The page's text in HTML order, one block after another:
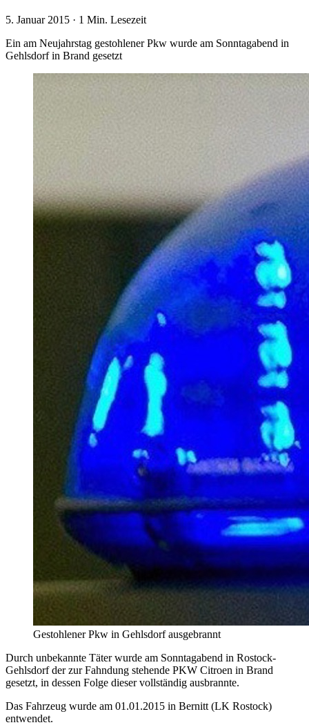
5. Januar 2015 · 1 Min. Lesezeit
Ein am Neujahrstag gestohlener Pkw wurde am Sonntagabend in
Gehlsdorf in Brand gesetzt
Gestohlener Pkw in Gehlsdorf ausgebrannt
Durch unbekannte Täter wurde am Sonntagabend in Rostock-
Gehlsdorf der zur Fahndung stehende PKW Citroen in Brand
gesetzt, in dessen Folge dieser vollständig ausbrannte.
Das Fahrzeug wurde am 01.01.2015 in Bernitt (LK Rostock)
entwendet.